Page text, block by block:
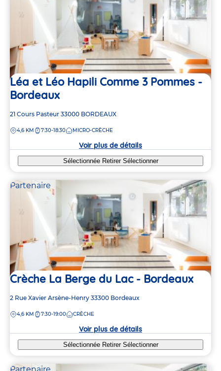
Léa et Léo Hapili Comme 3 Pommes -
Bordeaux
Adresse
la
21 Cours Pasteur 33000 BORDEAUX
DISTANCE
4,6 KM 7:30-18:30 MICRO-CRÈCHE
Voir plus de détails
Sélectionnée Retirer Sélectionner
Partenaire
Crèche La Berge du Lac - Bordeaux
Adresse
la
2 Rue Xavier Arsène-Henry 33300 Bordeaux
DISTANCE
4,6 KM 7:30-19:00 CRÈCHE
Voir plus de détails
Sélectionnée Retirer Sélectionner
Partenaire